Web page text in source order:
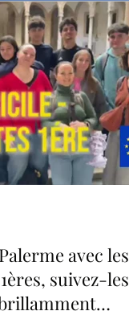
avec les
suivez-les
de
avec les
suivez-les